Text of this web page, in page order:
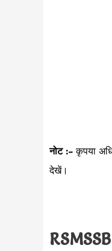
नोट :- कृपया
देखें।